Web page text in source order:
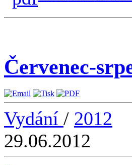
Červenec-
Vydání / 2012
29.06.2012